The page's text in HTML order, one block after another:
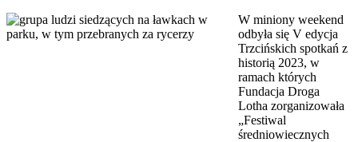
W miniony weekend
odbyła się V edycja
Trzcińskich spotkań z
historią 2023, w
ramach których
Fundacja Droga
Lotha zorganizowała
„Festiwal
średniowiecznych